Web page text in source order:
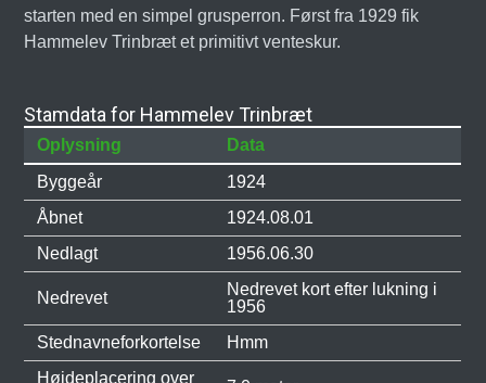
starten med en simpel grusperron. Først fra 1929 fik
Hammelev Trinbræt et primitivt venteskur.
Stamdata for Hammelev Trinbræt
Oplysning
Data
Byggeår
1924
Åbnet
1924.08.01
Nedlagt
1956.06.30
Nedrevet
Nedrevet kort efter lukning i
1956
Stednavneforkortelse
Hmm
Højdeplacering over